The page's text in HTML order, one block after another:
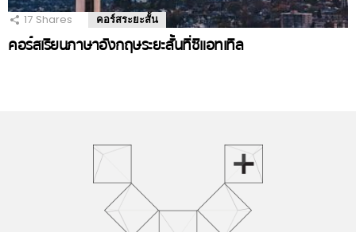
17 Shares คอร์สระยะสั้น
คอร์สเรียนภาษาอังกฤษระยะสั้นที่ซีแอทเทิล